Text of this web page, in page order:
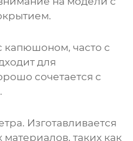
капюшоном, часто с
для
сочетается с
Изготавливается
таких как